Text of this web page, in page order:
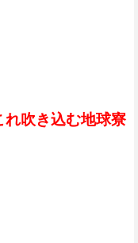
れ吹き込む地球寮